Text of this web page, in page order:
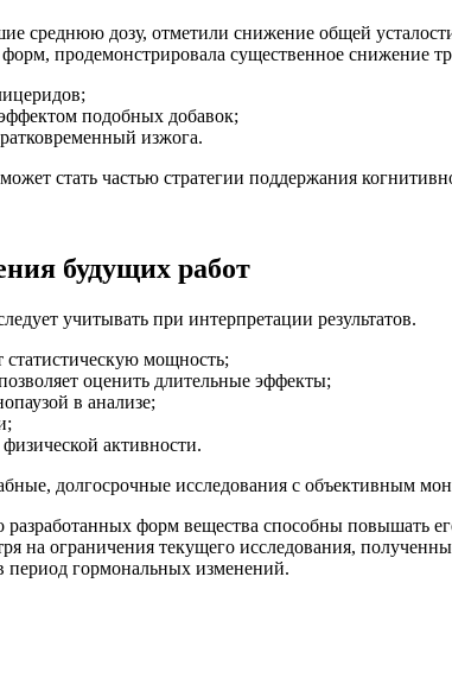
среднюю дозу, отметили снижение общей
продемонстрировала существенное снижение
подобных добавок;
изжога.
стать частью стратегии поддержания
будущих работ
учитывать при интерпретации результатов.
мощность;
оценить длительные эффекты;
в анализе;
активности.
долгосрочные исследования с объективным
форм вещества способны повышать
ограничения текущего исследования,
период гормональных изменений.